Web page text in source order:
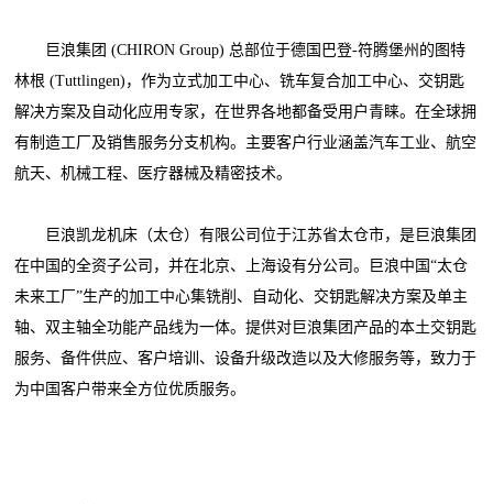
巨浪集团 (CHIRON Group) 总部位于德国巴登-符腾堡州的图特
林根 (Tuttlingen)，‍作为立式加工中心、铣车复合加工中心、交钥匙
解决方案及自动化应用专家，在世界各地都备受用户青睐。在全球拥
有制造工厂及销售服务分支机构。主要客户行业涵盖汽车工业、航空
航天、机械工程、医疗器械及精密技术。
巨浪凯龙机床（太仓）有限公司位于江苏省太仓市，是巨浪集团
在中国的全资子公司，并在北京、上海设有分公司。巨浪中国“太仓
未来工厂”生产的加工中心集铣削、自动化、交钥匙解决方案及单主
轴、双主轴全功能产品线为一体。提供对巨浪集团产品的本土交钥匙
服务、备件供应、客户培训、设备升级改造以及大修服务等，致力于
为中国客户带来全方位优质服务。